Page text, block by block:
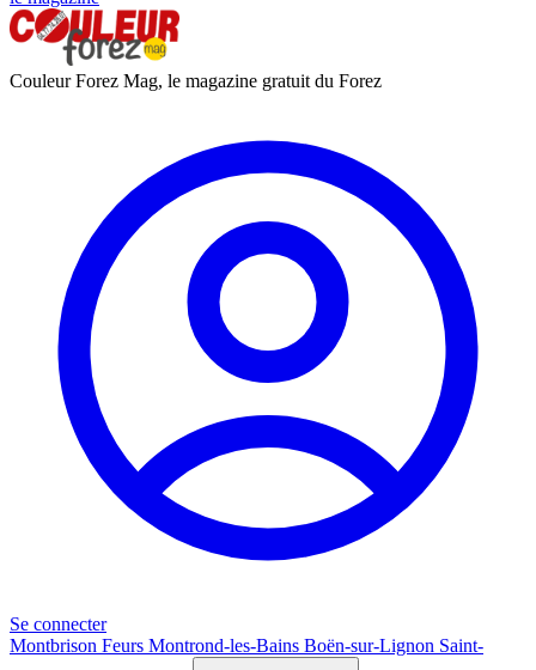
Couleur Forez Mag, le magazine gratuit du Forez
Se connecter
Montbrison Feurs Montrond-les-Bains Boën-sur-Lignon Saint-